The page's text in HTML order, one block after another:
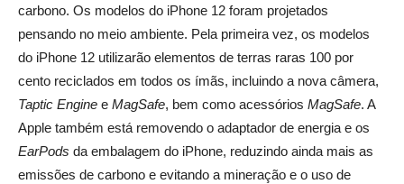
carbono. Os modelos do iPhone 12 foram projetados
pensando no meio ambiente. Pela primeira vez, os modelos
do iPhone 12 utilizarão elementos de terras raras 100 por
cento reciclados em todos os ímãs, incluindo a nova câmera,
Taptic Engine e MagSafe, bem como acessórios MagSafe. A
Apple também está removendo o adaptador de energia e os
EarPods da embalagem do iPhone, reduzindo ainda mais as
emissões de carbono e evitando a mineração e o uso de